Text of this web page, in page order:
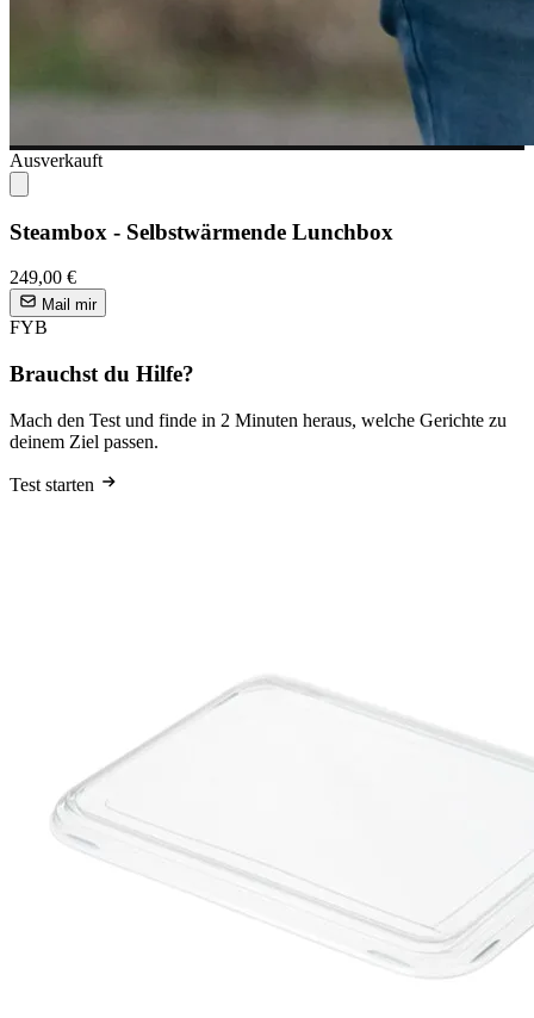
Ausverkauft
Steambox - Selbstwärmende Lunchbox
249,00 €
Mail mir
FYB
Brauchst du Hilfe?
Mach den Test und finde in 2 Minuten heraus, welche Gerichte zu
deinem Ziel passen.
Test starten